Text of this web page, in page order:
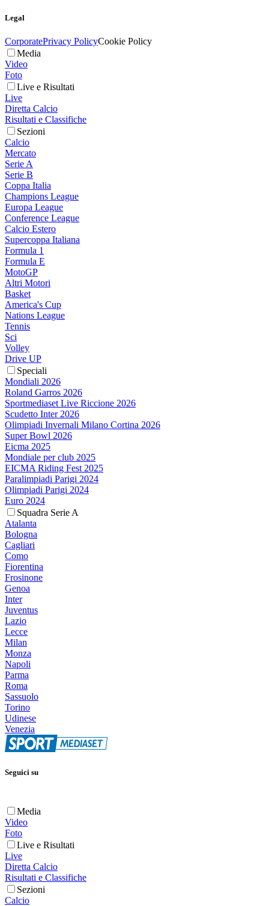
Legal
CorporatePrivacy PolicyCookie Policy
Media
Video
Foto
Live e Risultati
Live
Diretta Calcio
Risultati e Classifiche
Sezioni
Calcio
Mercato
Serie A
Serie B
Coppa Italia
Champions League
Europa League
Conference League
Calcio Estero
Supercoppa Italiana
Formula 1
Formula E
MotoGP
Altri Motori
Basket
America's Cup
Nations League
Tennis
Sci
Volley
Drive UP
Speciali
Mondiali 2026
Roland Garros 2026
Sportmediaset Live Riccione 2026
Scudetto Inter 2026
Olimpiadi Invernali Milano Cortina 2026
Super Bowl 2026
Eicma 2025
Mondiale per club 2025
EICMA Riding Fest 2025
Paralimpiadi Parigi 2024
Olimpiadi Parigi 2024
Euro 2024
Squadra Serie A
Atalanta
Bologna
Cagliari
Como
Fiorentina
Frosinone
Genoa
Inter
Juventus
Lazio
Lecce
Milan
Monza
Napoli
Parma
Roma
Sassuolo
Torino
Udinese
Venezia
Seguici su
Media
Video
Foto
Live e Risultati
Live
Diretta Calcio
Risultati e Classifiche
Sezioni
Calcio